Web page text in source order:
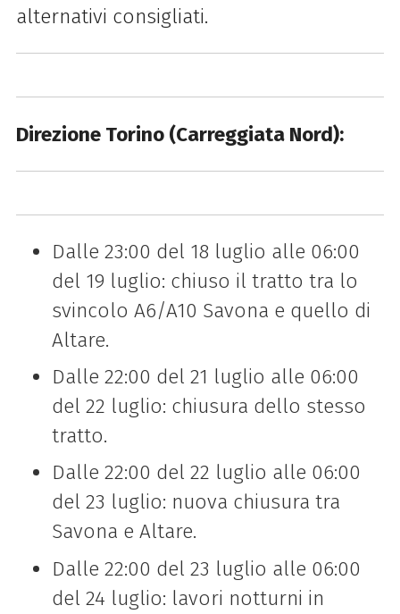
alternativi consigliati.
Direzione Torino (Carreggiata Nord):
Dalle 23:00 del 18 luglio alle 06:00
del 19 luglio: chiuso il tratto tra lo
svincolo A6/A10 Savona e quello di
Altare.
Dalle 22:00 del 21 luglio alle 06:00
del 22 luglio: chiusura dello stesso
tratto.
Dalle 22:00 del 22 luglio alle 06:00
del 23 luglio: nuova chiusura tra
Savona e Altare.
Dalle 22:00 del 23 luglio alle 06:00
del 24 luglio: lavori notturni in